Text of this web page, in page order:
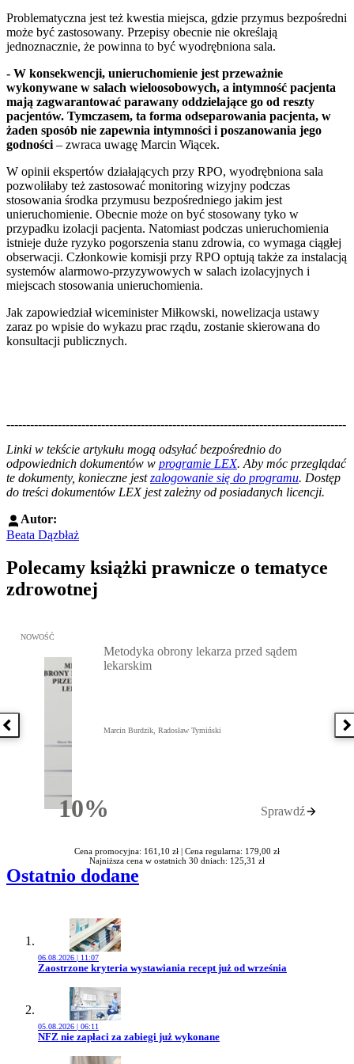
Problematyczna jest też kwestia miejsca, gdzie przymus bezpośredni
może być zastosowany. Przepisy obecnie nie określają
jednoznacznie, że powinna to być wyodrębniona sala.
- W konsekwencji, unieruchomienie jest przeważnie
wykonywane w salach wieloosobowych, a intymność pacjenta
mają zagwarantować parawany oddzielające go od reszty
pacjentów. Tymczasem, ta forma odseparowania pacjenta, w
żaden sposób nie zapewnia intymności i poszanowania jego
godności – zwraca uwagę Marcin Wiącek.
W opinii ekspertów działających przy RPO, wyodrębniona sala
pozwoliłaby też zastosować monitoring wizyjny podczas
stosowania środka przymusu bezpośredniego jakim jest
unieruchomienie. Obecnie może on być stosowany tyko w
przypadku izolacji pacjenta. Natomiast podczas unieruchomienia
istnieje duże ryzyko pogorszenia stanu zdrowia, co wymaga ciągłej
obserwacji. Członkowie komisji przy RPO optują także za instalacją
systemów alarmowo-przyzywowych w salach izolacyjnych i
miejscach stosowania unieruchomienia.
Jak zapowiedział wiceminister Miłkowski, nowelizacja ustawy
zaraz po wpisie do wykazu prac rządu, zostanie skierowana do
konsultacji publicznych.
--------------------------------------------------------------------------------------
Linki w tekście artykułu mogą odsyłać bezpośrednio do
odpowiednich dokumentów w programie LEX. Aby móc przeglądać
te dokumenty, konieczne jestzalogowanie się do programu. Dostęp
do treści dokumentów LEX jest zależny od posiadanych licencji.
Autor:
Beata Dązbłaż
Polecamy książki prawnicze o tematyce
zdrowotnej
Poprzednia książka
Przejdź do: Metodyka obrony lekarza przed sądem lekarskim,
NOWOŚĆ
10%Rabatu
Metodyka obrony lekarza przed sądem
lekarskim
Marcin Burdzik, Radosław Tymiński
Sprawdź
Cena promocyjna: 161,10 zł | Cena regularna: 179,00 zł
Najniższa cena w ostatnich 30 dniach: 125,31 zł
Ostatnio dodane
06.08.2026 | 11:07
Przejdź do artykułu:
Zaostrzone kryteria wystawiania recept już od września
05.08.2026 | 06:11
Przejdź do artykułu:
NFZ nie zapłaci za zabiegi już wykonane